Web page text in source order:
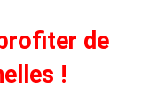
de
!